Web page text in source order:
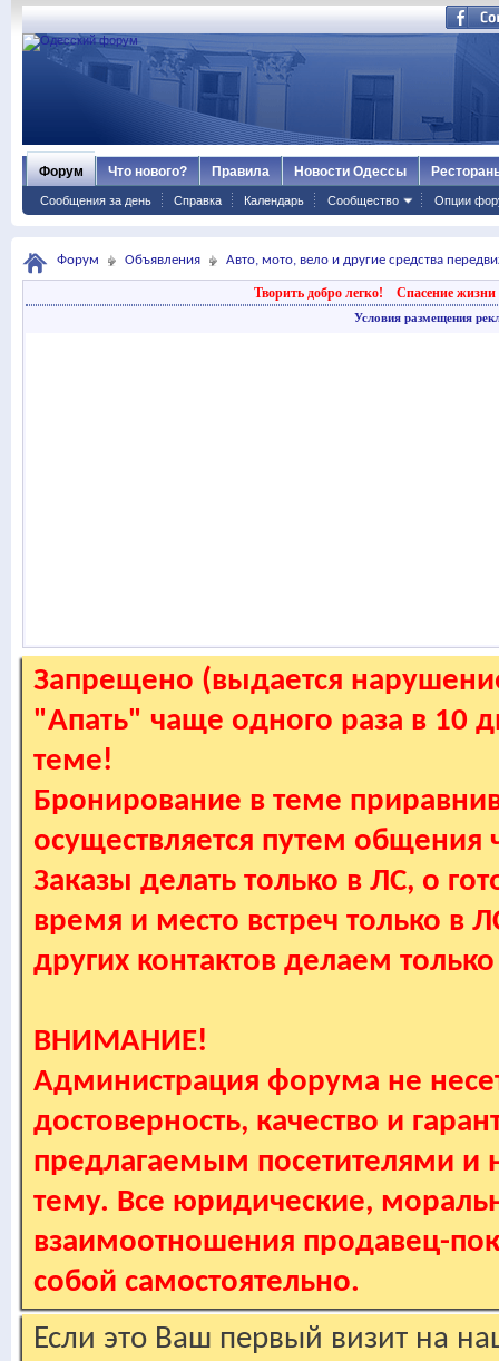
Форум
Сообщения за день Справка Календарь Сообщество Опции
Что нового? Правила Новости Одессы
Форум Объявления Авто, мото, вело и другие средства
Творить добро легко! Спасение жизни
Условия размещения
Запрещено (выдается
"Апать" чаще одного раза в 10
теме!
Бронирование в теме
осуществляется путем
Заказы делать только в ЛС, о
время и место встреч только в
других контактов делаем
ВНИМАНИЕ!
Администрация форума не
достоверность, качество и
предлагаемым посетителями и
тему. Все юридические,
взаимоотношения продавец-
собой самостоятельно.
Если это Ваш первый визит на